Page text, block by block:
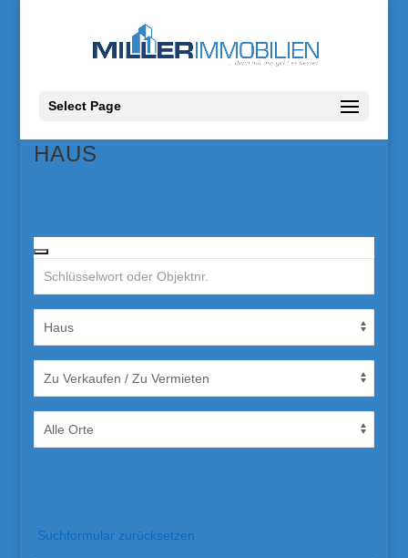
Select Page
HAUS
Suchformular zurücksetzen